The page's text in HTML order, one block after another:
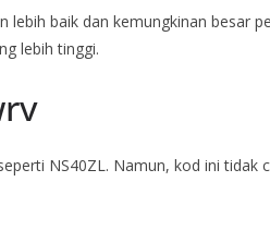
baik dan kemungkinan besar
lebih tinggi.
NS40ZL. Namun, kod ini tidak